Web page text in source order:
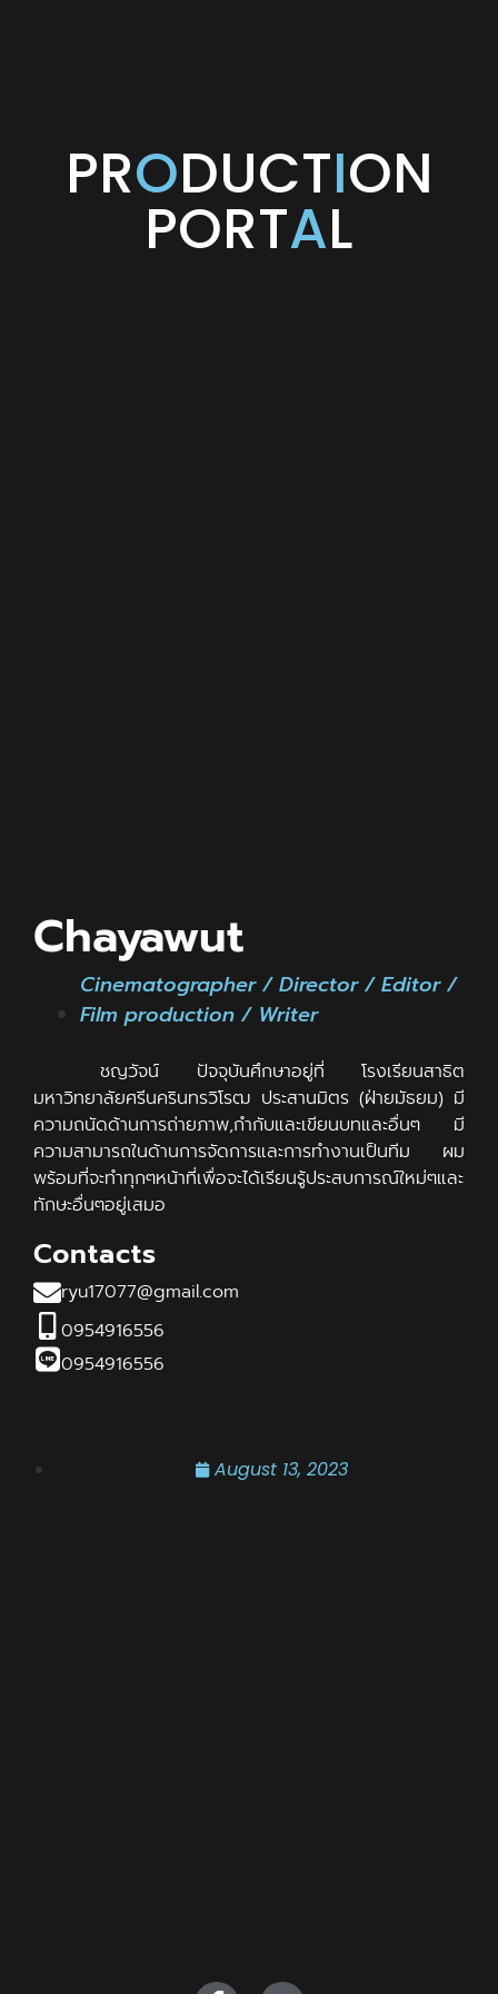
PRODUCTION
PORTAL
Chayawut
Cinematographer / Director / Editor /
Film production / Writer
ชญวัจน์ ปัจจุบันศึกษาอยู่ที่ โรงเรียนสาธิต
มหาวิทยาลัยศรีนครินทรวิโรฒ ประสานมิตร (ฝ่ายมัธยม) มี
ความถนัดด้านการถ่ายภาพ,กำกับและเขียนบทและอื่นๆ มี
ความสามารถในด้านการจัดการและการทำงานเป็นทีม ผม
พร้อมที่จะทำทุกๆหน้าที่เพื่อจะได้เรียนรู้ประสบการณ์ใหม่ๆและ
ทักษะอื่นๆอยู่เสมอ
Contacts
ryu17077@gmail.com
0954916556
0954916556
August 13, 2023